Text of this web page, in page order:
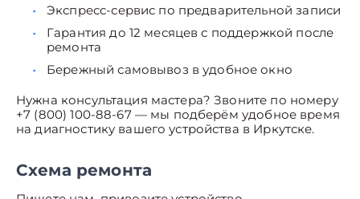
Экспресс-сервис по предварительной записи
Гарантия до 12 месяцев с поддержкой после
ремонта
Бережный самовывоз в удобное окно
Нужна консультация мастера? Звоните по номеру
+7 (800) 100-88-67 — мы подберём удобное время
на диагностику вашего устройства в Иркутске.
Схема ремонта